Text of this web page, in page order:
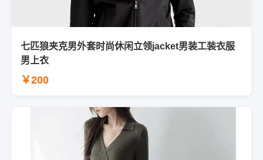
七匹狼夹克男外套时尚休闲立领jacket男装工装衣服
男上衣
￥200